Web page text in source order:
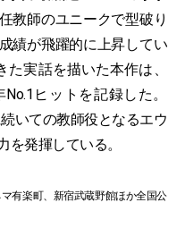
教師のユニークで型破り
績が飛躍的に上昇してい
実話を描いた本作は、
ヒットを記録した。
いての教師役となるエウ
発揮している。
有楽町、新宿武蔵野館ほか全国公